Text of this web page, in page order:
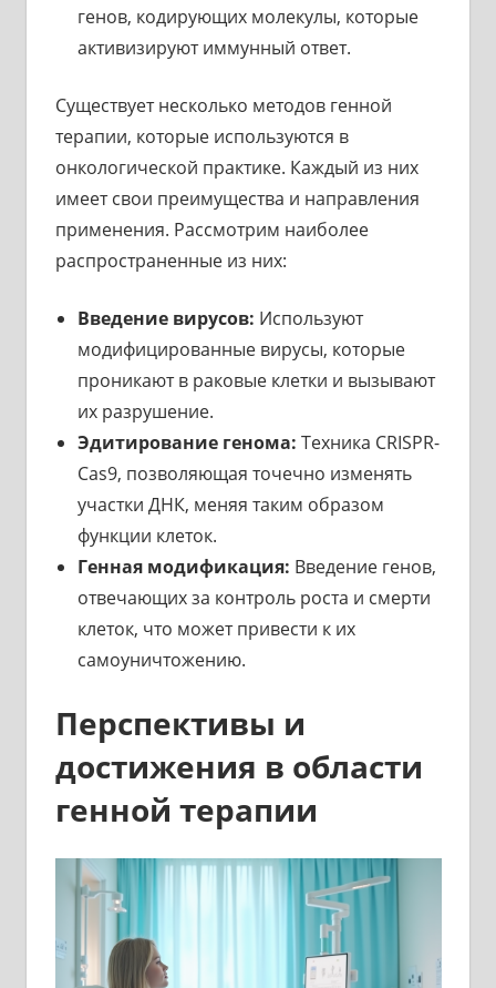
генов, кодирующих молекулы, которые
активизируют иммунный ответ.
Существует несколько методов генной
терапии, которые используются в
онкологической практике. Каждый из них
имеет свои преимущества и направления
применения. Рассмотрим наиболее
распространенные из них:
Введение вирусов: Используют
модифицированные вирусы, которые
проникают в раковые клетки и вызывают
их разрушение.
Эдитирование генома: Техника CRISPR-
Cas9, позволяющая точечно изменять
участки ДНК, меняя таким образом
функции клеток.
Генная модификация: Введение генов,
отвечающих за контроль роста и смерти
клеток, что может привести к их
самоуничтожению.
Перспективы и
достижения в области
генной терапии